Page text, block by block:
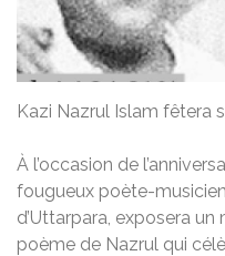
Kazi Nazrul Islam fêtera
À l’occasion de
fougueux poète-
d’Uttarpara, exposera
poème de Nazrul qui